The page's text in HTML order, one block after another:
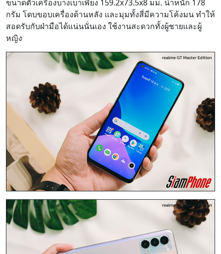
ขนาดตัวเครื่องบางเบาเพียง 159.2x73.5x8 มม. น้ำหนัก 178
กรัม โดบขอบเครื่องด้านหลัง และมุมทั้งสี่มีความโค้งมน ทำให้
สอดรับกับฝ่ามือได้แน่นนั่นเอง ใช้งานสะดวกทั้งผู้ชายและผู้
หญิง